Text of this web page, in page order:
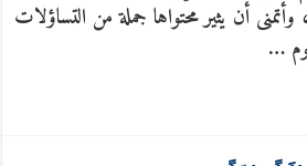
، وأتمنى أن يثير محتواها جملة من التساؤلات
…